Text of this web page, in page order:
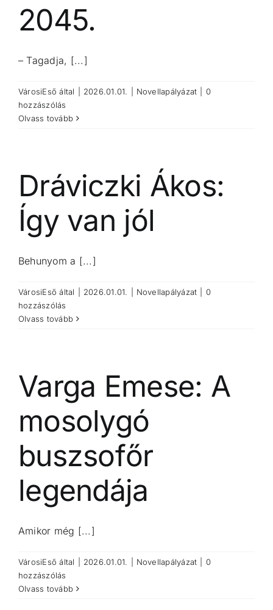
2045.
– Tagadja, [...]
VárosiEső által 2026.01.01. Novellapályázat
0
hozzászólás
Olvass tovább
Dráviczki Ákos:
Így van jól
Behunyom a [...]
VárosiEső által 2026.01.01. Novellapályázat
0
hozzászólás
Olvass tovább
Varga Emese: A
mosolygó
buszsofőr
legendája
Amikor még [...]
VárosiEső által 2026.01.01. Novellapályázat
0
hozzászólás
Olvass tovább